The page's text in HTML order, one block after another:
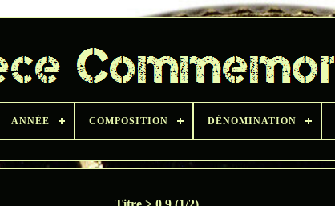
ANNÉE COMPOSITION DÉNOMINATION